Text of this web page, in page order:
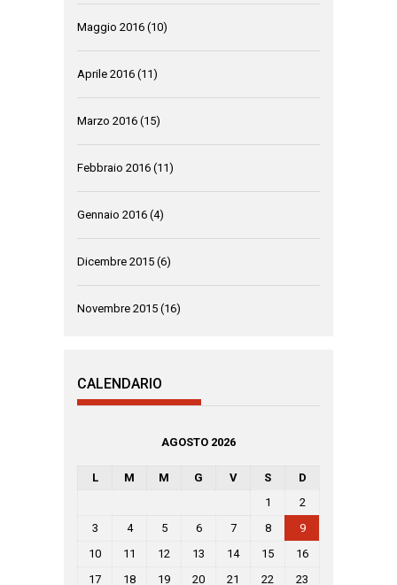
Maggio 2016 (10)
Aprile 2016 (11)
Marzo 2016 (15)
Febbraio 2016 (11)
Gennaio 2016 (4)
Dicembre 2015 (6)
Novembre 2015 (16)
CALENDARIO
AGOSTO 2026
L M M G V S
D
1
2
3
4 5 6 7 8
9
10
11 12 13 14 15
16
17
18 19 20 21 22 23